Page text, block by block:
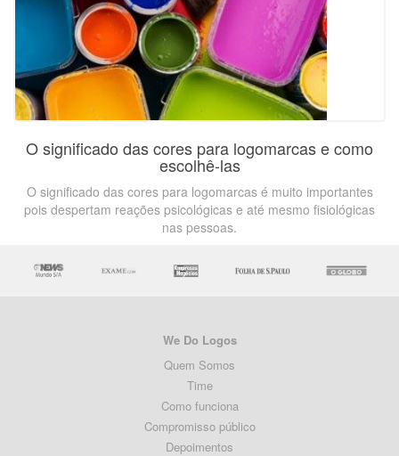
O significado das cores para logomarcas e como
escolhê-las
O significado das cores para logomarcas é muito importantes
pois despertam reações psicológicas e até mesmo fisiológicas
nas pessoas.
We Do Logos
Quem Somos
Time
Como funciona
Compromisso público
Depoimentos